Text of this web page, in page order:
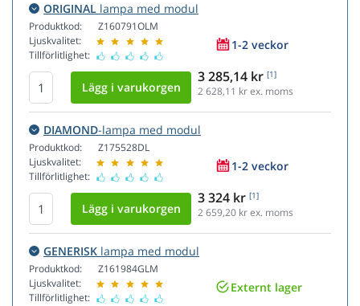
ORIGINAL lampa med modul
Produktkod:
Ljuskvalitet:
Tillförlitlighet:
Z160791OLM
1-2 veckor
3 285,14 kr [1]
2 628,11 kr ex. moms
DIAMOND-lampa med modul
Produktkod:
Ljuskvalitet:
Tillförlitlighet:
Z175528DL
1-2 veckor
3 324 kr [1]
2 659,20 kr ex. moms
GENERISK lampa med modul
Produktkod:
Ljuskvalitet:
Tillförlitlighet:
Z161984GLM
Externt lager